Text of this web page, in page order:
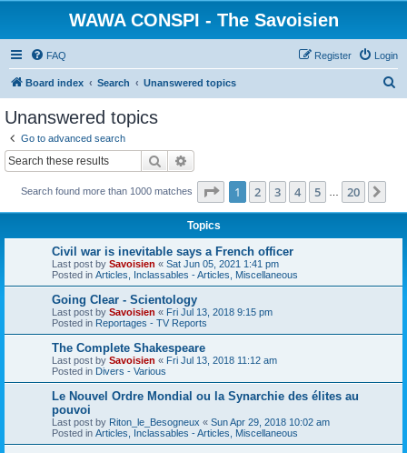
WAWA CONSPI - The Savoisien
FAQ Login
Register
Board index Search Unanswered topics
Unanswered topics
Go to advanced search
Search
Search found more than 1000 matches Page 1of 20
1 2 3 4 5 20
Topics
Civil war is inevitable says a French officer
Last post by Savoisien « Sat Jun 05, 2021 1:41 pm
Posted in Articles, Inclassables - Articles, Miscellaneous
Going Clear - Scientology
Last post by Savoisien « Fri Jul 13, 2018 9:15 pm
Posted in Reportages - TV Reports
The Complete Shakespeare
Last post by Savoisien « Fri Jul 13, 2018 11:12 am
Posted in Divers - Various
Le Nouvel Ordre Mondial ou la Synarchie des élites au
pouvoi
Last post by Riton_le_Besogneux « Sun Apr 29, 2018 10:02 am
Posted in Articles, Inclassables - Articles, Miscellaneous